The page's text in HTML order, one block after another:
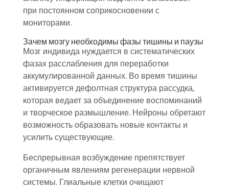
при постоянном соприкосновении с
мониторами.
Зачем мозгу необходимы фазы тишины и паузы
Мозг индивида нуждается в систематических
фазах расслабления для переработки
аккумулированной данных. Во время тишины
активируется дефолтная структура рассудка,
которая ведает за объединение воспоминаний
и творческое размышление. Нейроны обретают
возможность образовать новые контакты и
усилить существующие.
Беспрерывная возбуждение препятствует
органичным явлениям регенерации нервной
системы. Глиальные клетки очищают